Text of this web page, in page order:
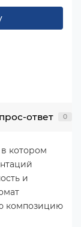
ответ 0
котором
и
композицию